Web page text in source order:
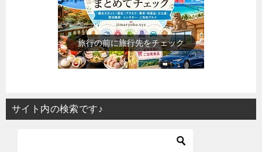
旅行の前に旅行先をチェック
サイト内の検索です♪